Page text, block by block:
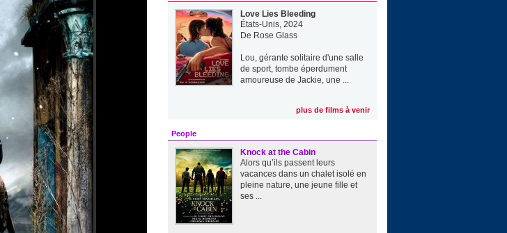
Love Lies Bleeding
États-Unis, 2024
De Rose Glass
Lou, gérante solitaire d'une salle
de sport, tombe éperdument
amoureuse de Jackie, une ...
plus de films à venir
People
Knock at the Cabin
Alors qu’ils passent leurs
vacances dans un chalet isolé en
pleine nature, une jeune fille et
ses ...